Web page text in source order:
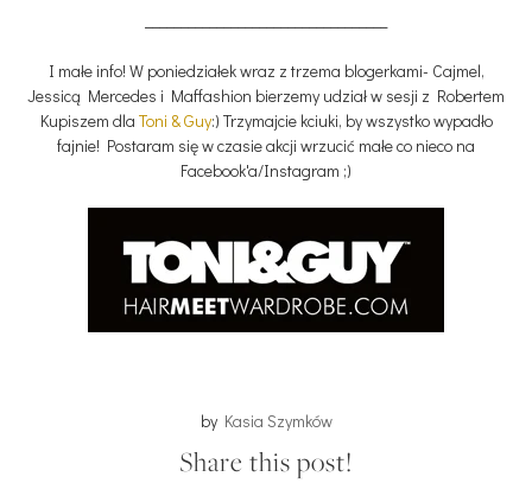
I małe info! W poniedziałek wraz z trzema blogerkami- Cajmel,
Jessicą Mercedes i Maffashion bierzemy udział w sesji z Robertem
Kupiszem dla Toni & Guy:) Trzymajcie kciuki, by wszystko wypadło
fajnie! Postaram się w czasie akcji wrzucić małe co nieco na
Facebook'a/Instagram ;)
by Kasia Szymków
Share this post!